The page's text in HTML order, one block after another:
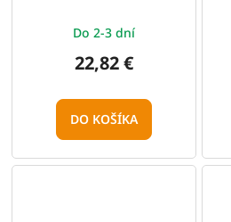
Do 2-3 dní
22,82 €
DO KOŠÍKA